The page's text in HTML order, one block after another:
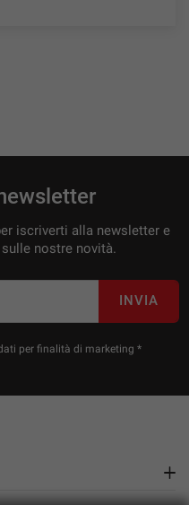
iscriverti alla newsletter e
nostre novità.
INVIA
per finalità di marketing *